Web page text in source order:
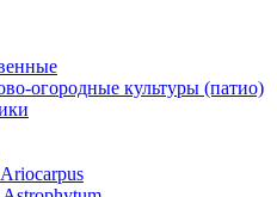
огородные культуры (патио)